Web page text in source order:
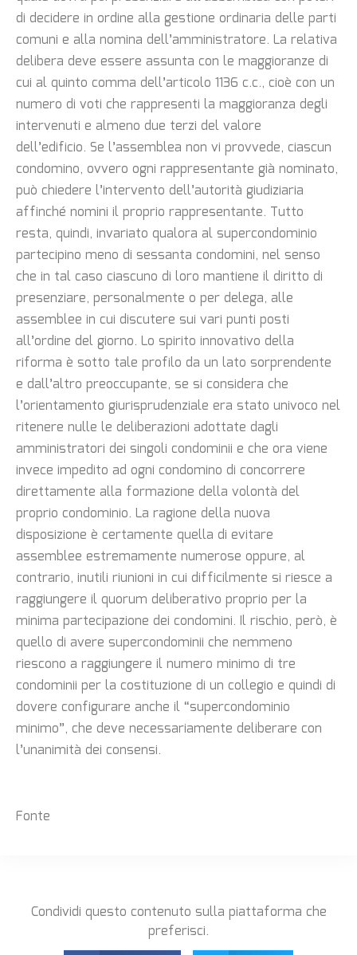
di decidere in ordine alla gestione ordinaria delle parti
comuni e alla nomina dell’amministratore. La relativa
delibera deve essere assunta con le maggioranze di
cui al quinto comma dell’articolo 1136 c.c., cioè con un
numero di voti che rappresenti la maggioranza degli
intervenuti e almeno due terzi del valore
dell’edificio. Se l’assemblea non vi provvede, ciascun
condomino, ovvero ogni rappresentante già nominato,
può chiedere l’intervento dell’autorità giudiziaria
affinché nomini il proprio rappresentante. Tutto
resta, quindi, invariato qualora al supercondominio
partecipino meno di sessanta condomini, nel senso
che in tal caso ciascuno di loro mantiene il diritto di
presenziare, personalmente o per delega, alle
assemblee in cui discutere sui vari punti posti
all’ordine del giorno. Lo spirito innovativo della
riforma è sotto tale profilo da un lato sorprendente
e dall’altro preoccupante, se si considera che
l’orientamento giurisprudenziale era stato univoco nel
ritenere nulle le deliberazioni adottate dagli
amministratori dei singoli condominii e che ora viene
invece impedito ad ogni condomino di concorrere
direttamente alla formazione della volontà del
proprio condominio. La ragione della nuova
disposizione è certamente quella di evitare
assemblee estremamente numerose oppure, al
contrario, inutili riunioni in cui difficilmente si riesce a
raggiungere il quorum deliberativo proprio per la
minima partecipazione dei condomini. Il rischio, però, è
quello di avere supercondominii che nemmeno
riescono a raggiungere il numero minimo di tre
condominii per la costituzione di un collegio e quindi di
dovere configurare anche il “supercondominio
minimo”, che deve necessariamente deliberare con
l’unanimità dei consensi.
Fonte
Condividi questo contenuto sulla piattaforma che
preferisci.